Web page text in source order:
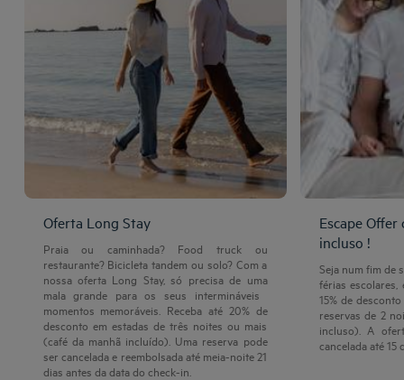
Oferta Long Stay
Praia ou caminhada? Food truck ou
restaurante? Bicicleta tandem ou solo? Com a
nossa oferta Long Stay, só precisa de uma
mala grande para os seus intermináveis ​​
momentos memoráveis. Receba até 20% de
desconto em estadas de três noites ou mais
(café da manhã incluído). Uma reserva pode
ser cancelada e reembolsada até meia-noite 21
dias antes da data do check-in.
Escape Offer
incluso !
Seja num fim de
férias
15% de
reservas de 2
incluso). A
cancelada até 15